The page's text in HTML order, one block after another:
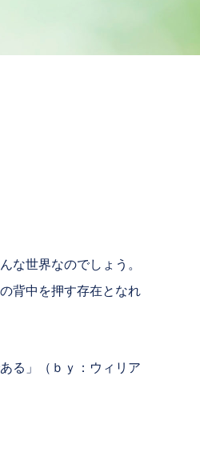
な世界なのでしょう。
背中を押す存在となれ
る」（ｂｙ：ウィリア